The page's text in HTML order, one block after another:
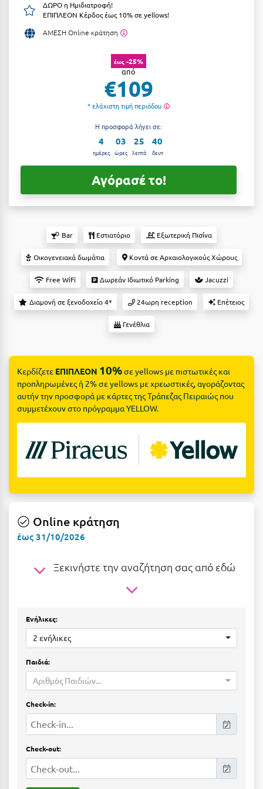
Αργολίδα
Αριδαία
Αττική
Αχαΐα
Βόλος
Βραχάτι Κορινθίας
Βυτίνα
Γαλαξiδι
Γλυφάδα
Γρεβενά
Ερέτρια
Ερμιόνη
Εύβοια
Ευρυτανία
Ζαγοροχώρια
Ζάκυνθος
Ξενοδοχεία 3 Αστέρων
Ξενοδοχεία 4 Αστέρων
Ενοικιαζόμενα Δωμάτια
Boutique Hotels
Suites
ΔΩΡΟ η Ημιδιατροφή!
ΕΠΙΠΛΕΟΝ Κέρδος έως 10% σε yellows!
ΑΜΕΣΗ Online κράτηση
έως -25%
από
€109
* ελάχιστη τιμή περιόδου
Η προσφορά λήγει σε:
4
ημέρες
03
ώρες
25
λεπτά
39
δευτ
Αγόρασέ το!
Bar Εστιατόριο Εξωτερική Πισίνα
Οικογενειακά δωμάτια Κοντά σε Αρχαιολογικούς Χώρους
Free WiFi Δωρεάν Ιδιωτικό Parking Jacuzzi
Διαμονή σε ξενοδοχείο 4* 24ωρη reception Επέτειος
Γενέθλια
Κερδίζετε ΕΠΙΠΛΕΟΝ 10%σε yellows με πιστωτικές και
προπληρωμένες ή 2% σε yellows με χρεωστικές, αγοράζοντας
αυτήν την προσφορά με κάρτες της Τράπεζας Πειραιώς που
συμμετέχουν στο πρόγραμμα YELLOW.
Online κράτηση
έως 31/10/2026
Ξεκινήστε την αναζήτηση σας από εδώ
Ενήλικες:
2 ενήλικες
Παιδιά:
Αριθμός Παιδιών...
Check-in:
Check-out: